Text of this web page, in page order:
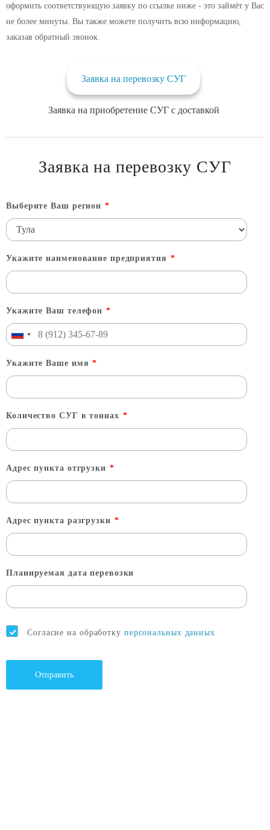
оформить соответствующую заявку по ссылке ниже - это займёт у Вас
не более минуты. Вы также можете получить всю информацию,
заказав обратный звонок.
Заявка на перевозку СУГ
Заявка на приобретение СУГ с доставкой
Заявка на перевозку СУГ
Выберите Ваш регион *
Укажите наименование предприятия *
Укажите Ваш телефон *
Укажите Ваше имя *
Количество СУГ в тоннах *
Адрес пункта отгрузки *
Адрес пункта разгрузки *
Планируемая дата перевозки
Согласие на обработку персональных данных
Отправить